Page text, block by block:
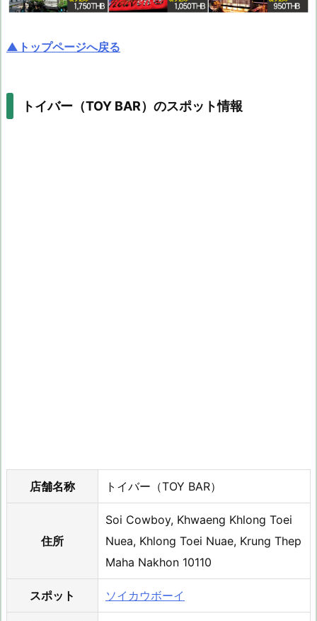
▲トップページへ戻る
トイバー（TOY BAR）のスポット情報
店舗名称 トイバー（TOY BAR）
住所
Soi Cowboy, Khwaeng Khlong Toei
Nuea, Khlong Toei Nuae, Krung Thep
Maha Nakhon 10110
スポット ソイカウボーイ